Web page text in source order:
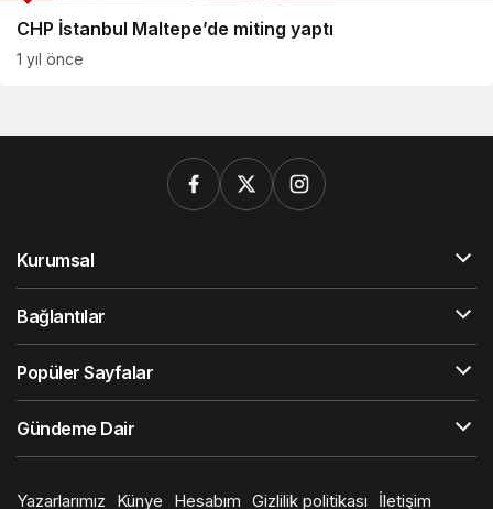
CHP İstanbul Maltepe’de miting yaptı
1 yıl önce
Kurumsal
Bağlantılar
Popüler Sayfalar
Gündeme Dair
Yazarlarımız Künye Hesabım Gizlilik politikası İletişim